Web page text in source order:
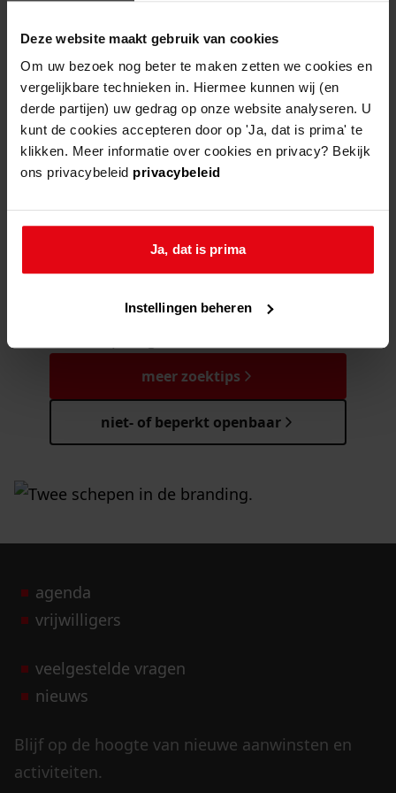
Deze website maakt gebruik van cookies
Om uw bezoek nog beter te maken zetten we cookies en
vergelijkbare technieken in. Hiermee kunnen wij (en
derde partijen) uw gedrag op onze website analyseren. U
kunt de cookies accepteren door op 'Ja, dat is prima' te
klikken. Meer informatie over cookies en privacy? Bekijk
ons privacybeleid privacybeleid
Ja, dat is prima
Instellingen beheren
Mogelijk kunt u deze pagina niet bezoeken door:
een
verouderde bladwijzer/favoriet
hulp nodig bij zoeken?
zoekt? Onze handige zoektips helpen u
meer zoektips
niet- of beperkt openbaar
agenda
vrijwilligers
veelgestelde vragen
nieuws
Blijf op de hoogte van nieuwe aanwinsten en
activiteiten.